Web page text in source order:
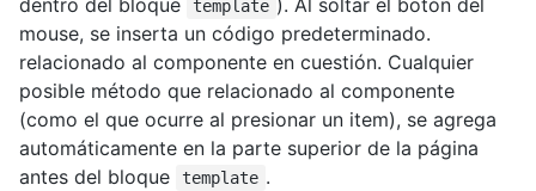
dentro del bloque template ). Al soltar el botón del
mouse, se inserta un código predeterminado.
relacionado al componente en cuestión. Cualquier
posible método que relacionado al componente
(como el que ocurre al presionar un item), se agrega
automáticamente en la parte superior de la página
antes del bloque
template .